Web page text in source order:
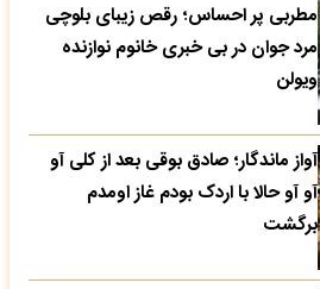
مطربی پر احساس؛ رقص زیبای بلوچی
مرد جوان در بی خبری خانوم نوازنده
ویولن
آواز ماندگار؛ صادق بوقی بعد از کلی آو
آو آو حالا با اردک بودم غاز اومدم
برگشت